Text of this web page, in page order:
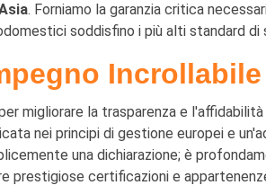
. Forniamo la garanzia critica
soddisfino i più alti standard di
migliorare la trasparenza e
nei principi di gestione europei e
una dichiarazione; è
prestigiose certificazioni e